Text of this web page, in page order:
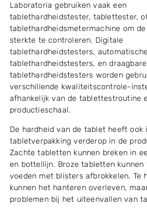
Laboratoria gebruiken vaak een
tablethardheidstester, tablettester,
tablethardheidsmetermachine om
sterkte te controleren. Digitale
tablethardheidstesters, automatische
tablethardheidstesters, en draagbare
tablethardheidstesters worden
verschillende kwaliteitscontrole-
afhankelijk van de tablettestroutine
productieschaal.
De hardheid van de tablet heeft ook
tabletverpakking verderop in de
Zachte tabletten kunnen breken in
en bottellijn. Broze tabletten kunnen
voeden met blisters afbrokkelen. Te
kunnen het hanteren overleven,
problemen bij het uiteenvallen van